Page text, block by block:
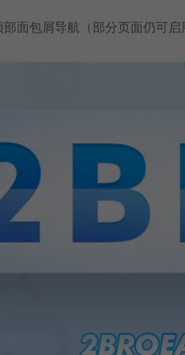
面包屑导航（部分页面仍可启